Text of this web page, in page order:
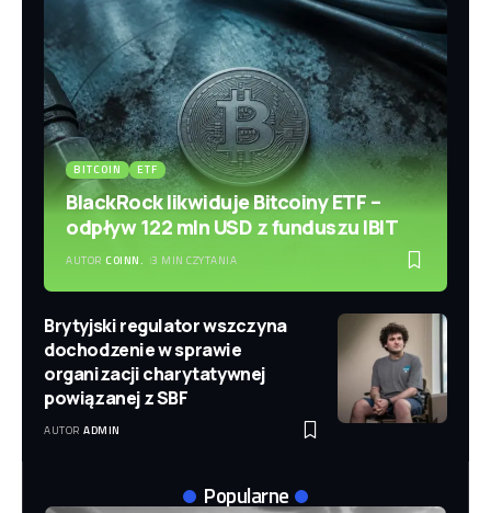
BITCOIN ETF
BlackRock likwiduje Bitcoiny ETF –
odpływ 122 mln USD z funduszu IBIT
AUTOR COINN. 3 MIN CZYTANIA
Brytyjski regulator wszczyna
dochodzenie w sprawie
organizacji charytatywnej
powiązanej z SBF
AUTOR ADMIN
Popularne